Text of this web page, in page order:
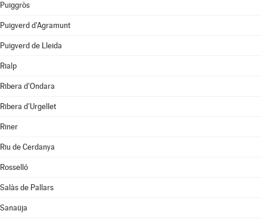
Puiggròs
Puigverd d'Agramunt
Puigverd de Lleida
Rialp
Ribera d'Ondara
Ribera d'Urgellet
Riner
Riu de Cerdanya
Rosselló
Salàs de Pallars
Sanaüja